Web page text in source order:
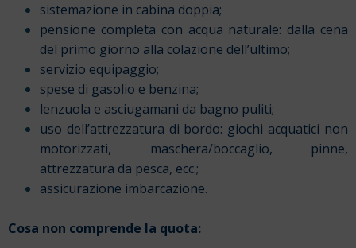
sistemazione in cabina doppia;
pensione completa con acqua naturale: dalla cena
del primo giorno alla colazione dell’ultimo;
servizio equipaggio;
spese di gasolio e benzina;
lenzuola e asciugamani da bagno puliti;
uso dell’attrezzatura di bordo: giochi acquatici non
motorizzati, maschera/boccaglio, pinne,
attrezzatura da pesca, ecc.;
assicurazione imbarcazione.
Cosa non comprende la quota: